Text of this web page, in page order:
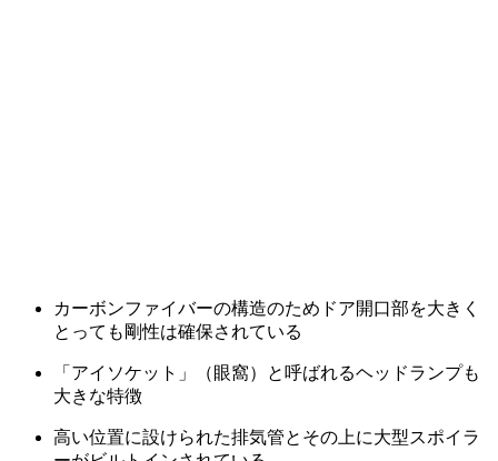
カーボンファイバーの構造のためドア開口部を大きく
とっても剛性は確保されている
「アイソケット」（眼窩）と呼ばれるヘッドランプも
大きな特徴
高い位置に設けられた排気管とその上に大型スポイラ